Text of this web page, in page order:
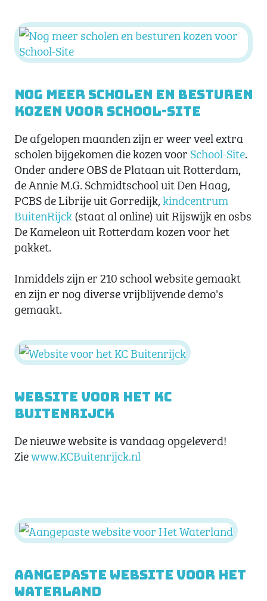
Nog meer scholen en besturen
kozen voor School-Site
De afgelopen maanden zijn er weer veel extra
scholen bijgekomen die kozen voorSchool-Site.
Onder andere OBS de Plataan uit Rotterdam,
de Annie M.G. Schmidtschool uit Den Haag,
PCBS de Librije uit Gorredijk,kindcentrum
BuitenRijck(staat al online) uit Rijswijk en osbs
De Kameleon uit Rotterdam kozen voor het
pakket.
Inmiddels zijn er 210 school website gemaakt
en zijn er nog diverse vrijblijvende demo's
gemaakt.
Website voor het KC
Buitenrijck
De nieuwe website is vandaag opgeleverd!
Ziewww.KCBuitenrijck.nl
Aangepaste website voor Het
Waterland